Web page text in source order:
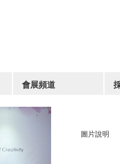
圖片說明
會展頻道